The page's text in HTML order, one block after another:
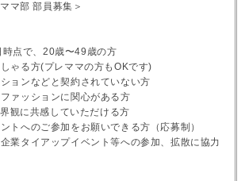
マ部 部員募集＞
時点で、20歳〜49歳の方
ゃる方(プレママの方もOKです)
ョンなどと契約されていない方
ァッションに関心がある方
観に共感していただける方
トへのご参加をお願いできる方（応募制）
業タイアップイベント等への参加、拡散に協力